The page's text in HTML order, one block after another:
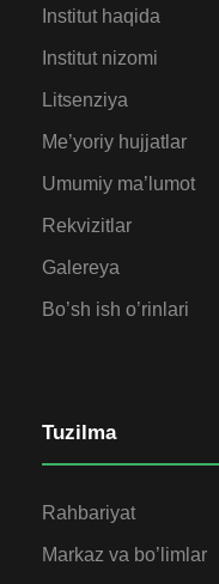
Institut haqida
Institut nizomi
Litsenziya
Me’yoriy hujjatlar
Umumiy ma’lumot
Rekvizitlar
Galereya
Bo’sh ish o’rinlari
Tuzilma
Rahbariyat
Markaz va bo’limlar